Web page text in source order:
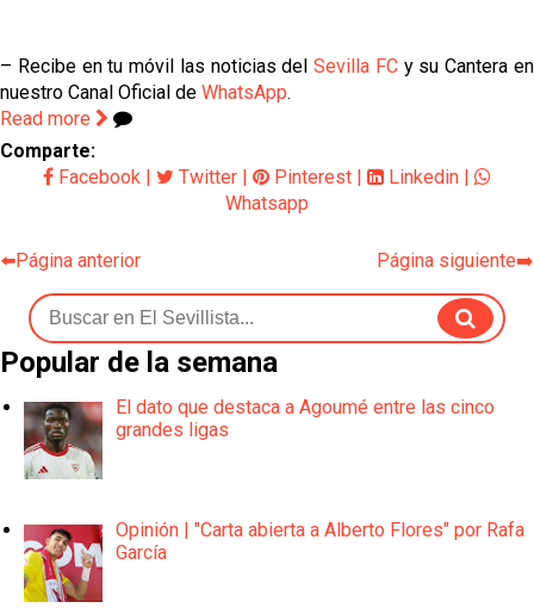
– Recibe en tu móvil las noticias delSevilla FCy su Cantera en
nuestro Canal Oficial de WhatsApp.
Read more
Comparte:
Facebook | Twitter | Pinterest | Linkedin |
Whatsapp
⬅️Página anterior Página siguiente➡️
Popular de la semana
El dato que destaca a Agoumé entre las cinco
grandes ligas
Opinión | "Carta abierta a Alberto Flores" por Rafa
García